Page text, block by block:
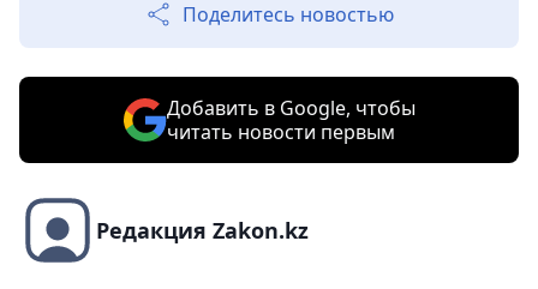
Поделитесь новостью
Добавить в Google, чтобы
читать новости первым
Редакция Zakon.kz